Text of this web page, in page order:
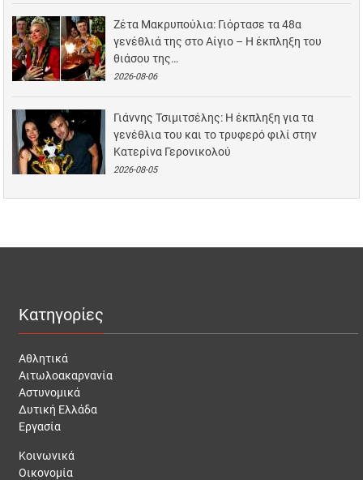
Ζέτα Μακρυπούλια: Γιόρτασε τα 48α
γενέθλιά της στο Αίγιο – Η έκπληξη του
θιάσου της…
2026-08-06
Γιάννης Τσιμιτσέλης: Η έκπληξη για τα
γενέθλια του και το τρυφερό φιλί στην
Κατερίνα Γερονικολού
2026-08-05
Κατηγορίες
Αθλητικά
Αιτωλοακαρνανία
Αστυνομικά
Δυτική Ελλάδα
Εργασία
Κοινωνικά
Οικονομία